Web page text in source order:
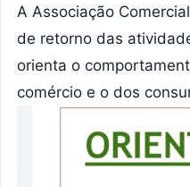
A Associação
de retorno das
orienta o
comércio e o dos